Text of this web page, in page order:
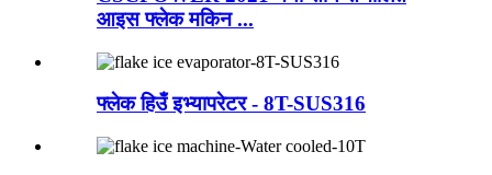
आइस फ्लेक मकिन ...
फ्लेक हिउँ इभ्यापरेटर - 8T-SUS316